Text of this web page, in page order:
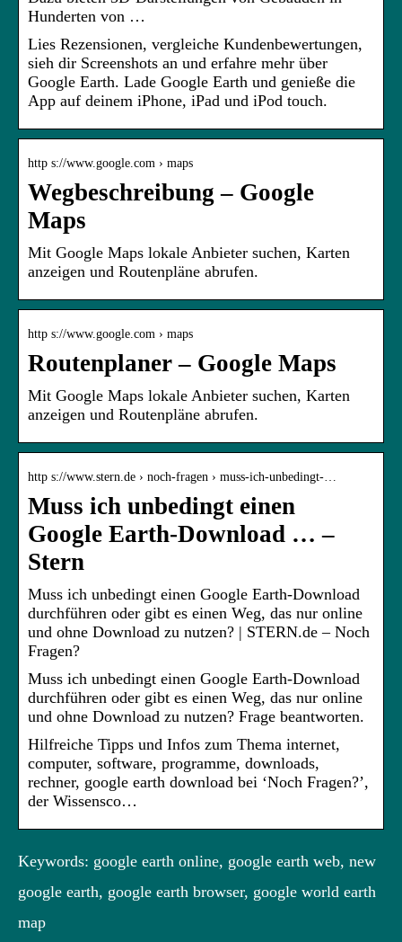
Hunderten von …
Lies Rezensionen, vergleiche Kundenbewertungen,
sieh dir Screenshots an und erfahre mehr über
Google Earth. Lade Google Earth und genieße die
App auf deinem iPhone, iPad und iPod touch.
http s://www.google.com › maps
Wegbeschreibung – Google
Maps
Mit Google Maps lokale Anbieter suchen, Karten
anzeigen und Routenpläne abrufen.
http s://www.google.com › maps
Routenplaner – Google Maps
Mit Google Maps lokale Anbieter suchen, Karten
anzeigen und Routenpläne abrufen.
http s://www.stern.de › noch-fragen › muss-ich-unbedingt-…
Muss ich unbedingt einen
Google Earth-Download … –
Stern
Muss ich unbedingt einen Google Earth-Download
durchführen oder gibt es einen Weg, das nur online
und ohne Download zu nutzen? | STERN.de – Noch
Fragen?
Muss ich unbedingt einen Google Earth-Download
durchführen oder gibt es einen Weg, das nur online
und ohne Download zu nutzen? Frage beantworten.
Hilfreiche Tipps und Infos zum Thema internet,
computer, software, programme, downloads,
rechner, google earth download bei ‘Noch Fragen?’,
der Wissensco…
Keywords: google earth online, google earth web, new
google earth, google earth browser, google world earth
map